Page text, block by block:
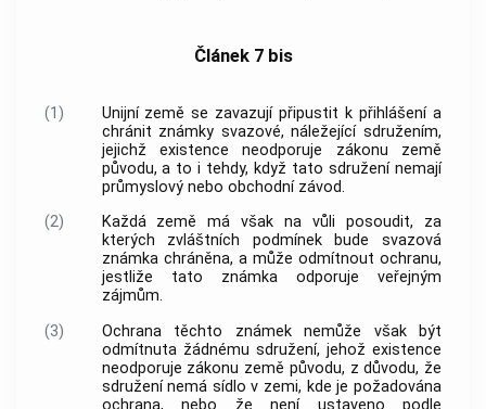
Článek 7 bis
(1)
Unijní země se zavazují připustit k přihlášení a
chránit známky svazové, náležející sdružením,
jejichž existence neodporuje zákonu země
původu, a to i tehdy, když tato sdružení nemají
průmyslový nebo obchodní závod.
(2)
Každá země má však na vůli posoudit, za
kterých zvláštních podmínek bude svazová
známka chráněna, a může odmítnout ochranu,
jestliže tato známka odporuje veřejným
zájmům.
(3)
Ochrana těchto známek nemůže však být
odmítnuta žádnému sdružení, jehož existence
neodporuje zákonu země původu, z důvodu, že
sdružení nemá sídlo v zemi, kde je požadována
ochrana, nebo že není ustaveno podle